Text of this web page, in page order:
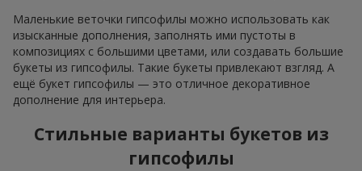
Маленькие веточки гипсофилы можно использовать как
изысканные дополнения, заполнять ими пустоты в
композициях с большими цветами, или создавать большие
букеты из гипсофилы. Такие букеты привлекают взгляд. А
ещё букет гипсофилы — это отличное декоративное
дополнение для интерьера.
Стильные варианты букетов из
гипсофилы